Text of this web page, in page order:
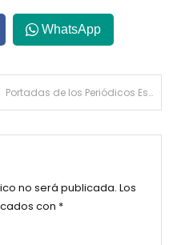
WhatsApp
Portadas de los Periódicos Españoles hoy 28 de Noviembre 2020
no será publicada. Los
con *